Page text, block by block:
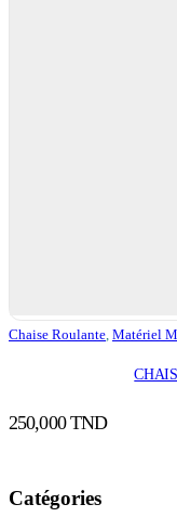
Chaise Roulante, Matériel
250,000TND
Catégories